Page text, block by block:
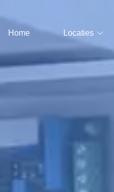
Home Locaties